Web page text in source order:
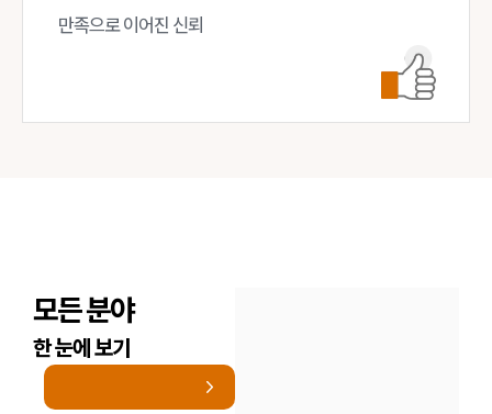
만족으로 이어진 신뢰
모든 분야
한 눈에 보기